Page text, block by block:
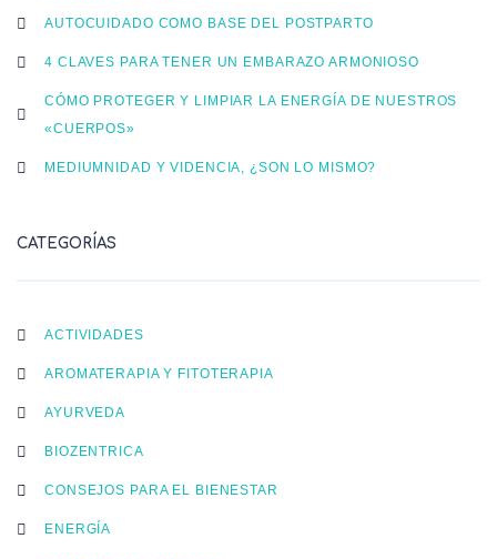
AUTOCUIDADO COMO BASE DEL POSTPARTO
4 CLAVES PARA TENER UN EMBARAZO ARMONIOSO
CÓMO PROTEGER Y LIMPIAR LA ENERGÍA DE NUESTROS
«CUERPOS»
MEDIUMNIDAD Y VIDENCIA, ¿SON LO MISMO?
CATEGORÍAS
ACTIVIDADES
AROMATERAPIA Y FITOTERAPIA
AYURVEDA
BIOZENTRICA
CONSEJOS PARA EL BIENESTAR
ENERGÍA